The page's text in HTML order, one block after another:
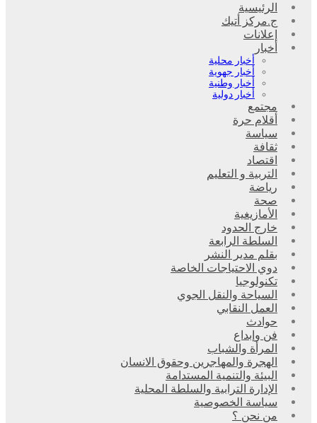
الرئيسية
ج.مركز أتيك
إعلانات
أخبار
أخبار محلية
أخبار جهوية
أخبار وطنية
أخبار دولية
مجتمع
أقلام حرة
سياسة
ثقافة
اقتصاد
التربية و التعليم
رياضة
صحة
الأمازيغية
خارج الحدود
السلطة الرابعة
بقلم مدير النشر
دوي الاحتياجات الخاصة
تكنولوجيا
السياحة والنقل الجوي
العمل النقابي
حوادث
فن وإبداع
المرأة والشباب
الهجرة والمهاجرين وحقوق الانسان
البيئة والتنمية المستدامة
الإدارة الترابية والسلطة المحلية
سياسة الخصوصية
من نحن ؟